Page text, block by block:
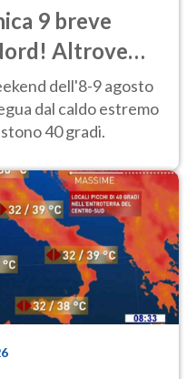
9 breve
Altrove
dell'8-9 agosto
dal caldo estremo
40 gradi.